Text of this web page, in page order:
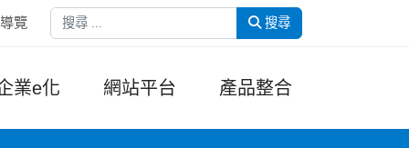
覽 搜尋
業e化 網站平台 產品整合